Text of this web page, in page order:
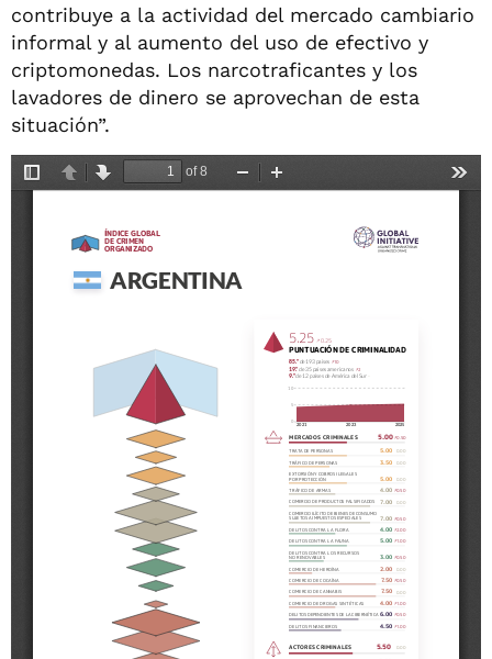
contribuye a la actividad del mercado cambiario
informal y al aumento del uso de efectivo y
criptomonedas. Los narcotraficantes y los
lavadores de dinero se aprovechan de esta
situación”.